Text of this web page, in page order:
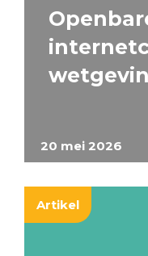
20 mei 2026
Artikel